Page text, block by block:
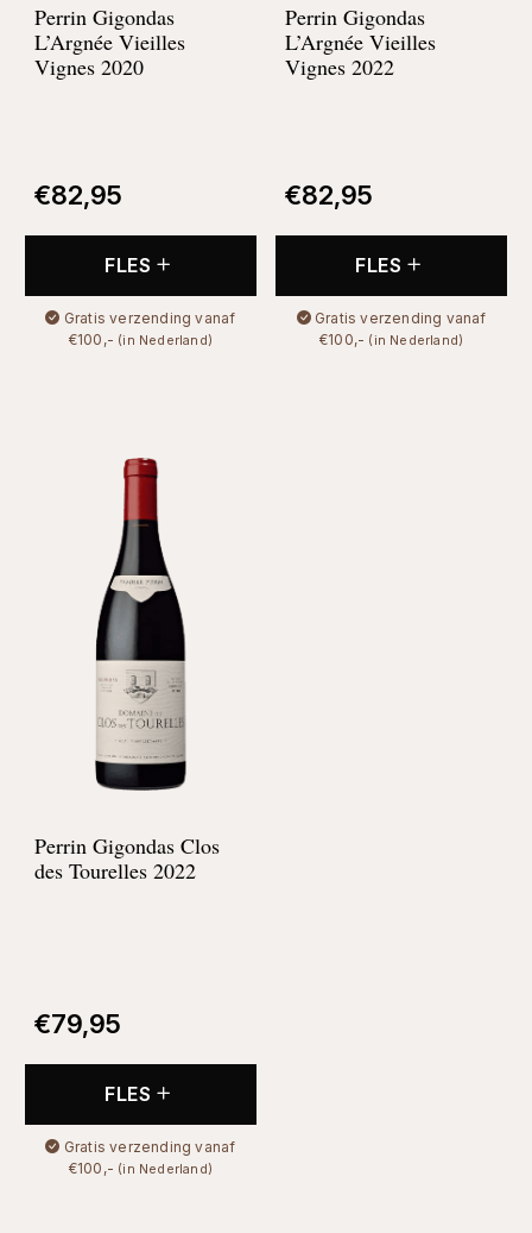
Perrin Gigondas
L’Argnée Vieilles
Vignes 2020
€82,95
FLES
Gratis verzending vanaf
€100,- (in Nederland)
Perrin Gigondas
L’Argnée Vieilles
Vignes 2022
€82,95
FLES
Gratis verzending vanaf
€100,- (in Nederland)
Perrin Gigondas Clos
des Tourelles 2022
€79,95
FLES
Gratis verzending vanaf
€100,- (in Nederland)